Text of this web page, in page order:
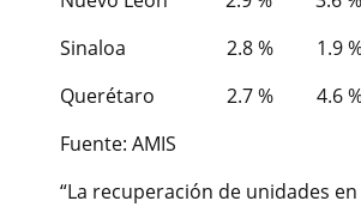
Sinaloa 2.8 % 1.9
Querétaro 2.7 % 4.6
Fuente: AMIS
“La recuperación de unidades